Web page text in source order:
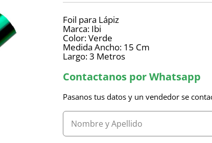
Foil para Lápiz
Marca: Ibi
Color: Verde
Medida Ancho: 15 Cm
Largo: 3 Metros
Contactanos por Whatsapp
Pasanos tus datos y un vendedor se